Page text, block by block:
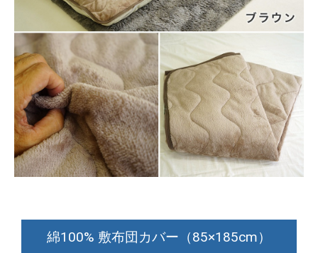
綿100% 敷布団カバー（85×185cm）